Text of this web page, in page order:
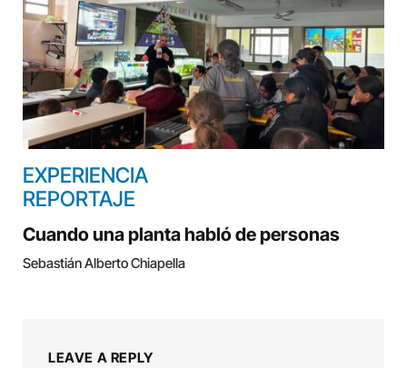
EXPERIENCIA
REPORTAJE
Cuando una planta habló de personas
Sebastián Alberto Chiapella
LEAVE A REPLY